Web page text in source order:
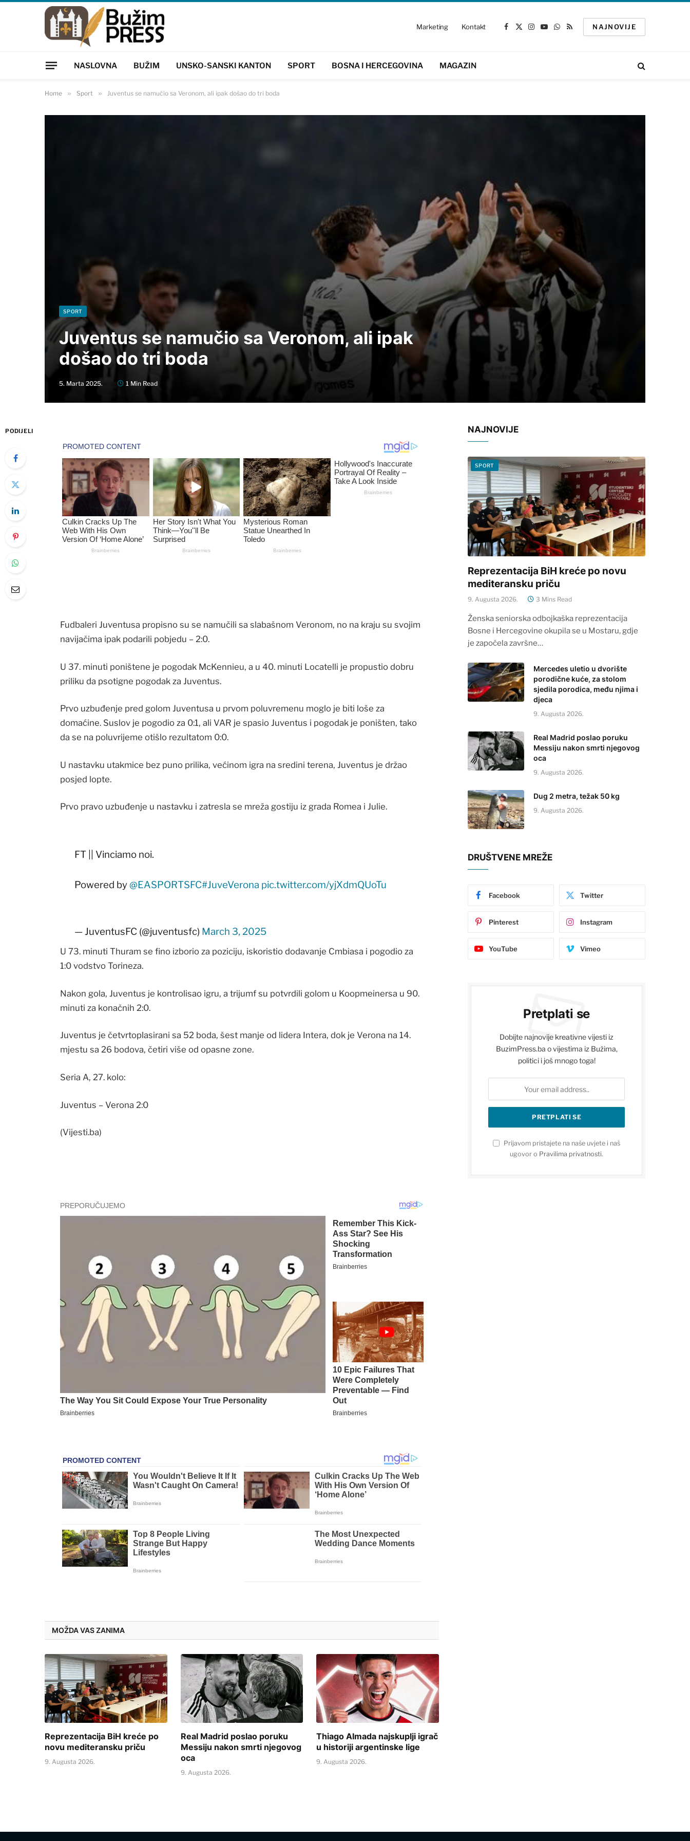
Marketing Kontakt
Facebook
X
Instagram
YouTube
WhatsApp
RSS
NAJNOVIJE
NASLOVNA BUŽIM UNSKO-SANSKI KANTON SPORT BOSNA I HERCEGOVINA MAGAZIN
Home » Sport » Juventus se namučio sa Veronom, ali ipak došao do tri boda
SPORT
Juventus se namučio sa Veronom, ali ipak
došao do tri boda
5. Marta 2025. 1 Min Read
PODIJELI
Fudbaleri Juventusa propisno su se namučili sa slabašnom Veronom, no na kraju su svojim
navijačima ipak podarili pobjedu – 2:0.
U 37. minuti poništene je pogodak McKennieu, a u 40. minuti Locatelli je propustio dobru
priliku da psotigne pogodak za Juventus.
Prvo uzbuđenje pred golom Juventusa u prvom poluvremenu moglo je biti loše za
domaćine. Suslov je pogodio za 0:1, ali VAR je spasio Juventus i pogodak je poništen, tako
da se na poluvrijeme otišlo rezultatom 0:0.
U nastavku utakmice bez puno prilika, većinom igra na sredini terena, Juventus je držao
posjed lopte.
Prvo pravo uzbuđenje u nastavku i zatresla se mreža gostiju iz grada Romea i Julie.
FT || Vinciamo noi.
Powered by @EASPORTSFC#JuveVerona pic.twitter.com/yjXdmQUoTu
— JuventusFC (@juventusfc) March 3, 2025
U 73. minuti Thuram se fino izborio za poziciju, iskoristio dodavanje Cmbiasa i pogodio za
1:0 vodstvo Torineza.
Nakon gola, Juventus je kontrolisao igru, a trijumf su potvrdili golom u Koopmeinersa u 90.
minuti za konačnih 2:0.
Juventus je četvrtoplasirani sa 52 boda, šest manje od lidera Intera, dok je Verona na 14.
mjestu sa 26 bodova, četiri više od opasne zone.
Seria A, 27. kolo:
Juventus – Verona 2:0
(Vijesti.ba)
MOŽDA VAS ZANIMA
Reprezentacija BiH kreće po
novu mediteransku priču
9. Augusta 2026.
Real Madrid poslao poruku
Messiju nakon smrti njegovog
oca
9. Augusta 2026.
Thiago Almada najskuplji igrač
u historiji argentinske lige
9. Augusta 2026.
NAJNOVIJE
SPORT
Reprezentacija BiH kreće po novu
mediteransku priču
9. Augusta 2026. 3 Mins Read
Ženska seniorska odbojkaška reprezentacija
Bosne i Hercegovine okupila se u Mostaru, gdje
je započela završne…
Mercedes uletio u dvorište
porodične kuće, za stolom
sjedila porodica, među njima i
djeca
9. Augusta 2026.
Real Madrid poslao poruku
Messiju nakon smrti njegovog
oca
9. Augusta 2026.
Dug 2 metra, težak 50 kg
9. Augusta 2026.
DRUŠTVENE MREŽE
Facebook Twitter
Pinterest Instagram
YouTube Vimeo
Pretplati se
Dobijte najnovije kreativne vijesti iz
BuzimPress.ba o vijestima iz Bužima,
politici i još mnogo toga!
Prijavom pristajete na naše uvjete i naš
ugovor o Pravilima privatnosti.